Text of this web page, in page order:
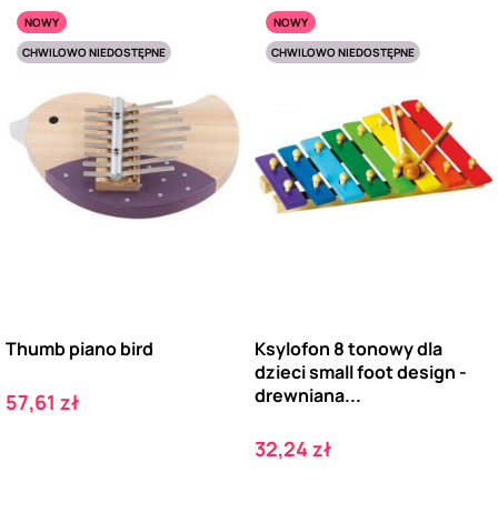
NOWY
CHWILOWO NIEDOSTĘPNE
Thumb piano bird
Cena
57,61 zł
NOWY
CHWILOWO NIEDOSTĘPNE
Ksylofon 8 tonowy dla
dzieci small foot design -
drewniana...
Cena
32,24 zł